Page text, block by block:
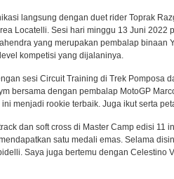
langsung dengan duet rider Toprak
Locatelli. Sesi hari minggu 13 Juni 2022
yang merupakan pembalap binaan
kompetisi yang dijalaninya.
sesi Circuit Training di Trek Pomposa
bersama dengan pembalap MotoGP
menjadi rookie terbaik. Juga ikut serta
dan soft cross di Master Camp edisi 11
satu medali emas. Selama
Saya juga bertemu dengan Celestino